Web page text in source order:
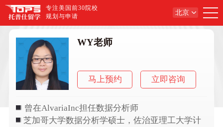
专注美国前30院校
规划与申请
北京
WY老师
马上预约 立即咨询
曾在AlvariaInc担任数据分析师
芝加哥大学数据分析学硕士，佐治亚理工大学计